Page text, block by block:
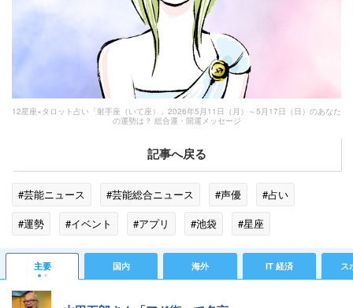
12星座×タロット占い「射手座（いて座）」2026年5月11日（月）～5月17日（日）のあなた
の運勢は？ 総合運・開運メッセージ
記事へ戻る
#芸能ニュース #芸能総合ニュース #声優
#占い
#運勢
#イベント #アプリ #池袋
#星座
#TOKYO FM
#YouTube
主要 国内 海外 IT 経済 ス